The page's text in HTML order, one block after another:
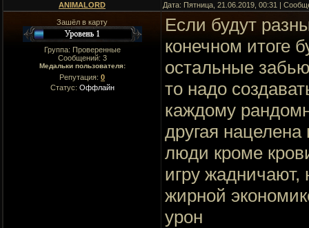
ANIMALORD Дата: Пятница, 21.06.2019, 00:31 |
Зашёл в карту
Группа: Проверенные
Сообщений: 3
Медальки пользователя:
Репутация: 0
Статус: Оффлайн
Если будут
конечном итоге
остальные
то надо
каждому
другая
люди кроме
игру жадничают,
жирной
урон